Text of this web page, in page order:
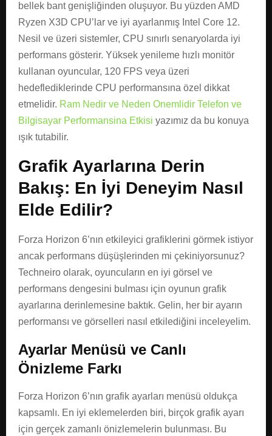
bellek bant genişliğinden oluşuyor. Bu yüzden AMD
Ryzen X3D CPU’lar ve iyi ayarlanmış Intel Core 12.
Nesil ve üzeri sistemler, CPU sınırlı senaryolarda iyi
performans gösterir. Yüksek yenileme hızlı monitör
kullanan oyuncular, 120 FPS veya üzeri
hedeflediklerinde CPU performansına özel dikkat
etmelidir. Ram Nedir ve Neden Onemlidir Telefon ve
Bilgisayar Performansina Etkisi yazımız da bu konuya
ışık tutabilir.
Grafik Ayarlarına Derin
Bakış: En İyi Deneyim Nasıl
Elde Edilir?
Forza Horizon 6’nın etkileyici grafiklerini görmek istiyor
ancak performans düşüşlerinden mi çekiniyorsunuz?
Techneiro olarak, oyuncuların en iyi görsel ve
performans dengesini bulması için oyunun grafik
ayarlarına derinlemesine baktık. Gelin, her bir ayarın
performansı ve görselleri nasıl etkilediğini inceleyelim.
Ayarlar Menüsü ve Canlı
Önizleme Farkı
Forza Horizon 6’nın grafik ayarları menüsü oldukça
kapsamlı. En iyi eklemelerden biri, birçok grafik ayarı
için gerçek zamanlı önizlemelerin bulunması. Bu